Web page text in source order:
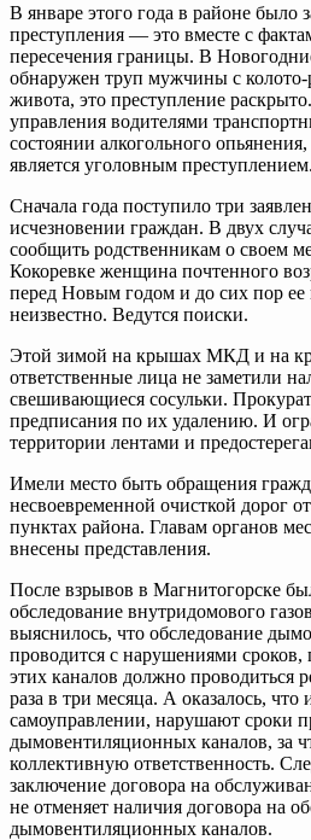
В январе этого года в районе было
преступления — это вместе с
пересечения границы. В
обнаружен труп мужчины с
живота, это преступление
управления водителями
состоянии алкогольного
является уголовным преступлением.
Сначала года поступило три
исчезновении граждан. В двух
сообщить родственникам о своем
Кокоревке женщина почтенного
перед Новым годом и до сих пор ее
неизвестно. Ведутся поиски.
Этой зимой на крышах МКД и на
ответственные лица не заметили
свешивающиеся сосульки.
предписания по их удалению. И
территории лентами и
Имели место быть обращения
несвоевременной очисткой дорог
пунктах района. Главам органов
внесены представления.
После взрывов в Магнитогорске
обследование внутридомового
выяснилось, что обследование
проводится с нарушениями сроков,
этих каналов должно проводиться
раза в три месяца. А оказалось,
самоуправлении, нарушают сроки
дымовентиляционных каналов, за
коллективную ответственность.
заключение договора на
не отменяет наличия договора на
дымовентиляционных каналов.